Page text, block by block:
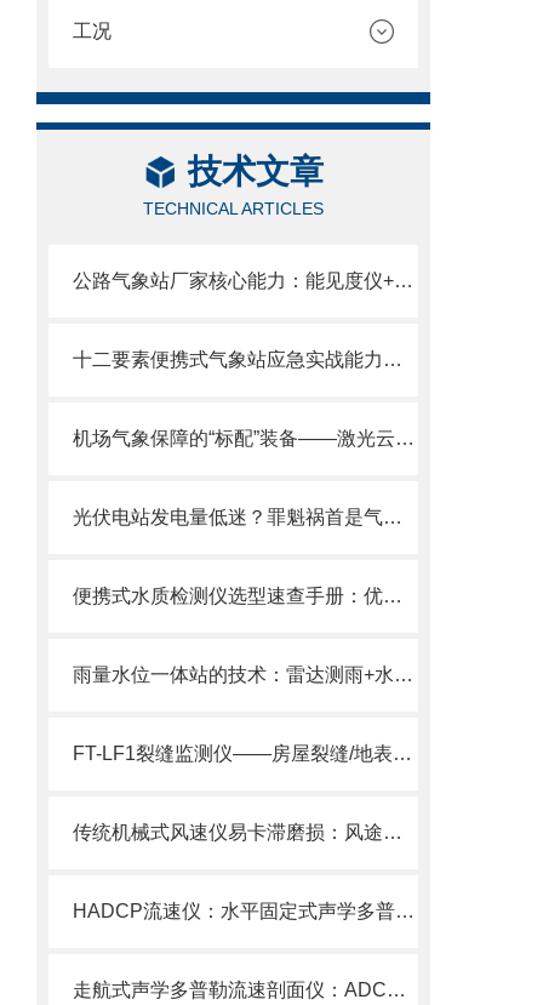
工况
技术文章
TECHNICAL ARTICLES
公路气象站厂家核心能力：能见度仪+六要素+路面传感器全栈自研
十二要素便携式气象站应急实战能力：现场组装/2分钟部署/数据秒出。
机场气象保障的“标配”装备——激光云高仪守护航班起降安全
光伏电站发电量低迷？罪魁祸首是气象监测失准—高精度光伏气象站请收好。
便携式水质检测仪选型速查手册：优质厂商推荐+核心参数对比（2026更新）
雨量水位一体站的技术：雷达测雨+水位监测双模块一体化集成架构
FT-LF1裂缝监测仪——房屋裂缝/地表裂隙/卸荷裂隙相对位移精准测量。
传统机械式风速仪易卡滞磨损：风途隧道风速风向检测器超声波全固态免维护
HADCP流速仪：水平固定式声学多普勒流速剖面仪内陆水域流量监测性价比之选
走航式声学多普勒流速剖面仪：ADCP剖面分层测流，水体流态变化一网打尽！